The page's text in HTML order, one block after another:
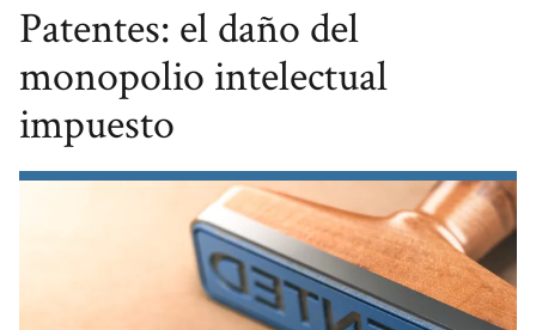
Patentes: el daño del
monopolio intelectual
impuesto